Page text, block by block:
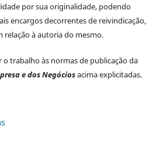
por sua originalidade, podendo
encargos decorrentes de reivindicação,
relação à autoria do mesmo.
trabalho às normas de publicação da
e dos Negóciosacima explicitadas.